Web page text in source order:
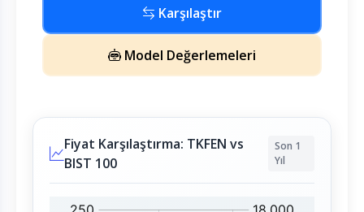
Karşılaştır
Model Değerlemeleri
Fiyat Karşılaştırma: TKFEN vs
BIST 100
Son 1
Yıl